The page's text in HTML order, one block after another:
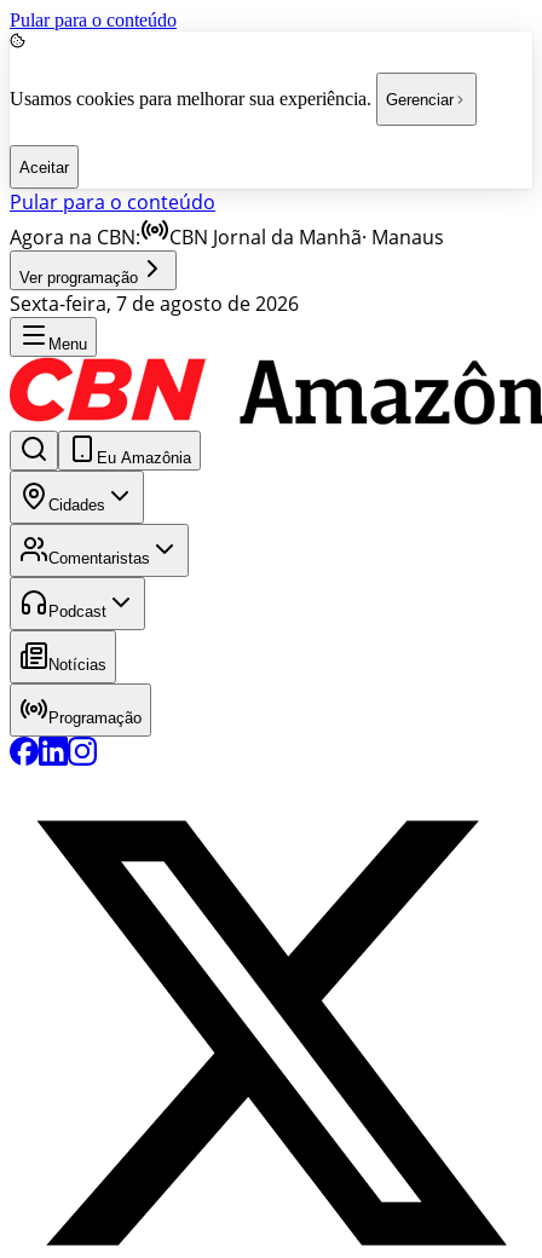
Pular para o conteúdo
Usamos cookies para melhorar sua experiência. Gerenciar
Aceitar
Pular para o conteúdo
Agora na CBN:
CBN Jornal da Manhã· Manaus
Ver programação
Sexta-feira, 7 de agosto de 2026
Menu
Eu Amazônia
Cidades
Comentaristas
Podcast
Notícias
Programação